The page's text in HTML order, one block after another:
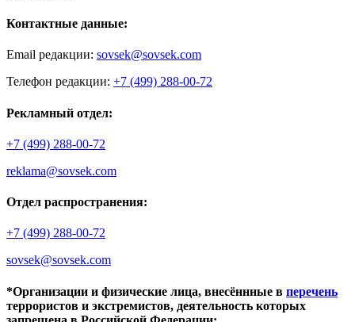
Контактные данные:
Email редакции: sovsek@sovsek.com
Телефон редакции: +7 (499) 288-00-72
Рекламный отдел:
+7 (499) 288-00-72
reklama@sovsek.com
Отдел распространения:
+7 (499) 288-00-72
sovsek@sovsek.com
*Организации и физические лица, внесённные в перечень
террористов и экстремистов, деятельность которых